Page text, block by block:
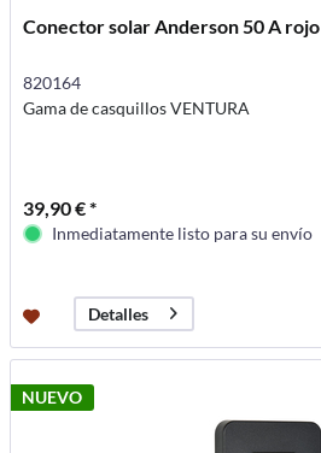
Conector solar Anderson 50 A rojo
820164
Gama de casquillos VENTURA
39,90 € *
Inmediatamente listo para su envío
Detalles
NUEVO